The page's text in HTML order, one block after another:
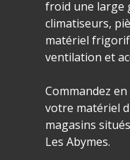
froid une large
climatiseurs,
matériel
ventilation et
Commandez
votre matériel
magasins
Les Abymes.